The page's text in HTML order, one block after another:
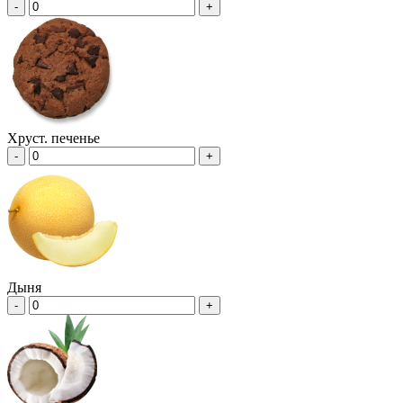
- +
Хруст. печенье
- +
Дыня
- +